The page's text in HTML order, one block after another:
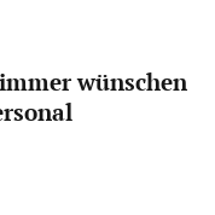
wünschen